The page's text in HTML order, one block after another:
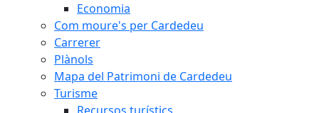
Economia
Com moure's per Cardedeu
Carrerer
Plànols
Mapa del Patrimoni de Cardedeu
Turisme